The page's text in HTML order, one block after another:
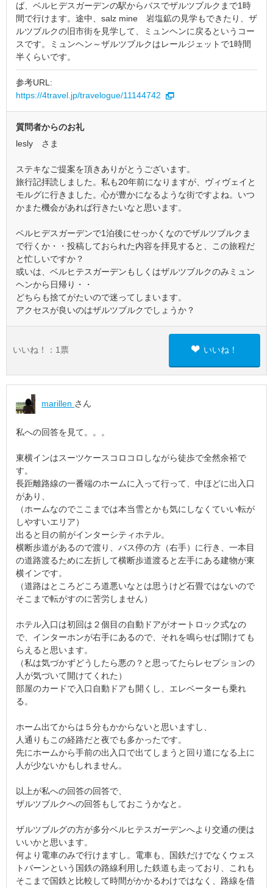
ば、ベルヒデスガーデンの駅からバスでザルツブルクまで1時
間で行けます。途中、salz mine 岩塩鉱の見学もできたり、ザ
ルツブルクの旧市街を見学して、ミュンヘンに戻るというコー
スです。ミュンヘン～ザルツブルクはレールジェットで1時間
半くらいです。
参考URL:
https://4travel.jp/travelogue/11144742
質問者からのお礼
lesly さま
ステキなご提案を頂きありがとうございます。
旅行記拝読しました。私も20年前になりますが、ヴィヴェイと
モルグに行きました。心が豊かになるような街ですよね。いつ
かまた機会があれば行きたいなと思います。
ベルヒデスガーデンで1泊後にせっかくなのでザルツブルクま
で行くか・・投稿しておられた内容を拝見すると、この旅程だ
と忙しいですか？
或いは、ベルヒテスガーデンもしくはザルツブルクのみミュン
ヘンから日帰り・・
どちらも捨てがたいので迷ってしまいます。
アクセスが良いのはザルツブルクでしょうか？
いいね！： 1 票 いいね！
marillen さん
私への回答を見て。。。
東横インはスーツケースコロコロしながら徒歩で全然余裕で
す。
長距離路線の一番端のホームに入って行って、中ほどに出入口
があり、
（ホームなのでここまでは本当雪とかも気にしなくていい転が
しやすいエリア）
出ると目の前がインターシティホテル。
横断歩道があるので渡り、バス停の方（右手）に行き、一本目
の道路渡るために左折して横断歩道渡ると左手にある建物が東
横インです。
（道路はところどころ道悪いなとは思うけど石畳ではないので
そこまで転がすのに苦労しません）
ホテル入口は初回は２個目の自動ドアがオートロック式なの
で、インターホンが右手にあるので、それを鳴らせば開けても
らえると思います。
（私は気づかずどうしたら悪の？と思ってたらレセプションの
人が気づいて開けてくれた）
部屋のカードで入口自動ドアも開くし、エレベーターも乗れ
る。
ホーム出てからは５分もかからないと思いますし、
人通りもこの経路だと夜でも多かったです。
先にホームから手前の出入口で出てしまうと回り道になる上に
人が少ないかもしれません。
以上が私への回答の回答で、
ザルツブルクへの回答もしておこうかなと。
ザルツブルグの方が多分ベルヒテスガーデンへより交通の便は
いいかと思います。
何より電車のみで行けますし。電車も、国鉄だけでなくウェス
トバーンという国鉄の路線利用した鉄道も走っており、これも
そこまで国鉄と比較して時間がかかるわけではなく、路線を借